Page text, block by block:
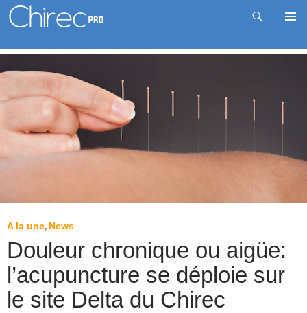
Recherche
au
A la une, News
Douleur chronique ou aigüe:
l’acupuncture se déploie sur
le site Delta du Chirec